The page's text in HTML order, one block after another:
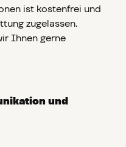
ist kostenfrei und
zugelassen.
Ihnen gerne
und